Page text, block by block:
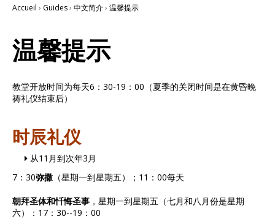
Accueil › Guides› 中文简介› 温馨提示
温馨提示
教堂开放时间为每天6：30-19：00（夏季的关闭时间是在黄昏晚
祷礼仪结束后）
时辰礼仪
从11月到次年3月
7：30弥撒 （星期一到星期五）；11：00每天
朝拜圣体和忏悔圣事 ，星期一到星期五（七月和八月份是星期
六）：17：30--19：00